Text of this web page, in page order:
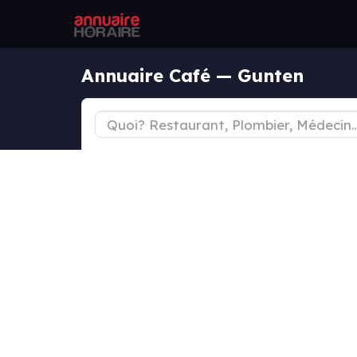
Annuaire Café — Gunten